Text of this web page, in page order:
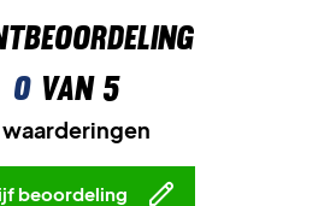
0van 5
beoordeling